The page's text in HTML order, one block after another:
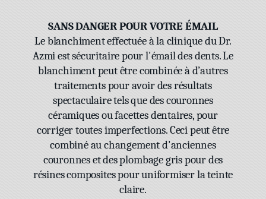
SANS DANGER POUR VOTRE ÉMAIL
Le blanchiment effectuée à la clinique du Dr.
Azmi est sécuritaire pour l'émail des dents. Le
blanchiment peut être combinée à d’autres
traitements pour avoir des résultats
spectaculaire tels que des couronnes
céramiques ou facettes dentaires, pour
corriger toutes imperfections. Ceci peut être
combiné au changement d'anciennes
couronnes et des plombage gris pour des
résines composites pour uniformiser la teinte
claire.